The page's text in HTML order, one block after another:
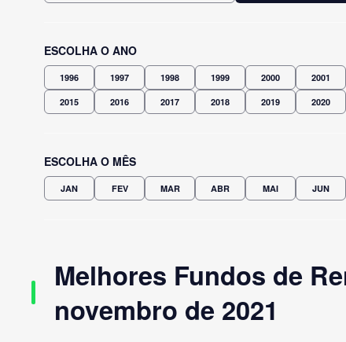
ESCOLHA O ANO
1996 1997 1998 1999 2000 2001
2015 2016 2017 2018 2019 2020
ESCOLHA O MÊS
JAN FEV MAR ABR MAI JUN
Melhores Fundos de
novembro de 2021